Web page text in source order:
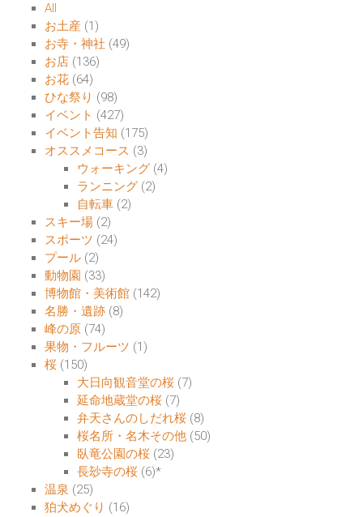
All
お土産 (1)
お寺・神社 (49)
お店 (136)
お花 (64)
ひな祭り (98)
イベント (427)
イベント告知 (175)
オススメコース (3)
ウォーキング (4)
ランニング (2)
自転車 (2)
スキー場 (2)
スポーツ (24)
プール (2)
動物園 (33)
博物館・美術館 (142)
名勝・遺跡 (8)
峰の原 (74)
果物・フルーツ (1)
桜 (150)
大日向観音堂の桜 (7)
延命地蔵堂の桜 (7)
弁天さんのしだれ桜 (8)
桜名所・名木その他 (50)
臥竜公園の桜 (23)
長玅寺の桜 (6)*
温泉 (25)
狛犬めぐり (16)